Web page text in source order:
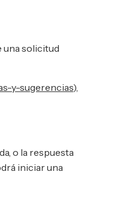
una solicitud
y-sugerencias),
o la respuesta
iniciar una